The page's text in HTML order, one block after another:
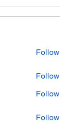
Follow
Follow
Follow
Follow